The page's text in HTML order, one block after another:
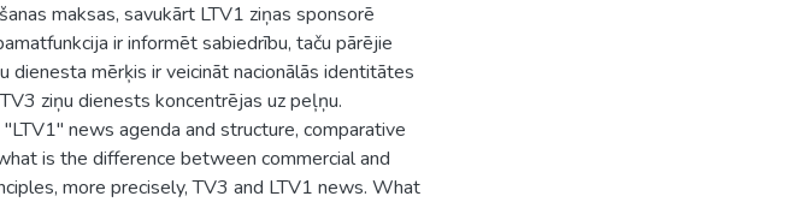
maksas, savukārt LTV1 ziņas sponsorē
ir informēt sabiedrību, taču pārējie
dienesta mērķis ir veicināt nacionālās identitātes
ziņu dienests koncentrējas uz peļņu.
news agenda and structure, comparative
is the difference between commercial and
more precisely, TV3 and LTV1 news. What